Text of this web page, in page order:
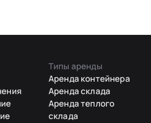
Типы аренды
Аренда контейнера
Аренда склада
Аренда теплого
склада